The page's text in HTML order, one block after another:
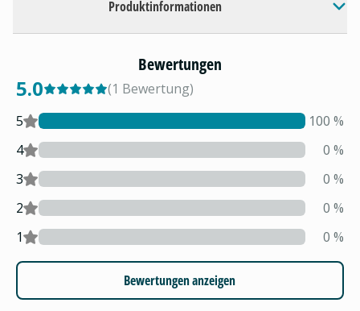
Produktinformationen
Bewertungen
5.0 (1 Bewertung)
5
100 %
4
0 %
3
0 %
2
0 %
1
0 %
Bewertungen anzeigen